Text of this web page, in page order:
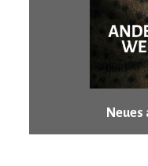
Neues